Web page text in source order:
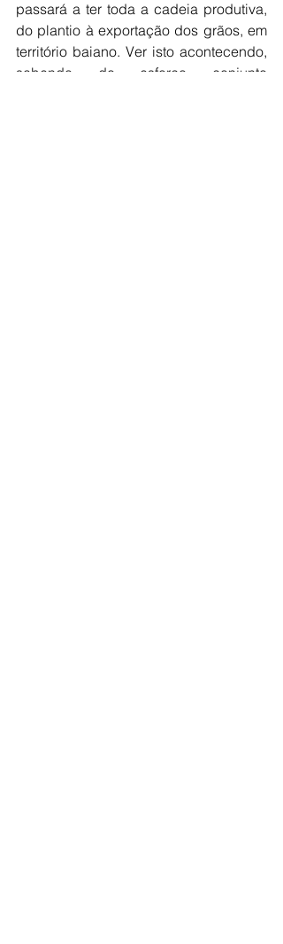
passará a ter toda a cadeia produtiva,
do plantio à exportação dos grãos, em
território baiano. Ver isto acontecendo,
sabendo do esforço conjunto